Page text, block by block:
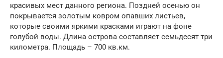
красивых мест данного региона. Поздней осенью он
покрывается золотым ковром опавших листьев,
которые своими яркими красками играют на фоне
голубой воды. Длина острова составляет семьдесят три
километра. Площадь – 700 кв.км.